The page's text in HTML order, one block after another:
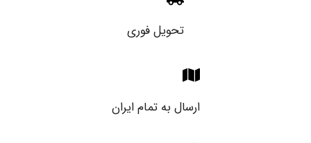
تحویل فوری
ارسال به تمام ایران